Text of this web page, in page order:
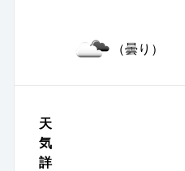
（曇り）
天
気
詳